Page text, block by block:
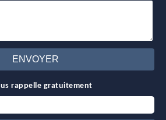
rappelle gratuitement